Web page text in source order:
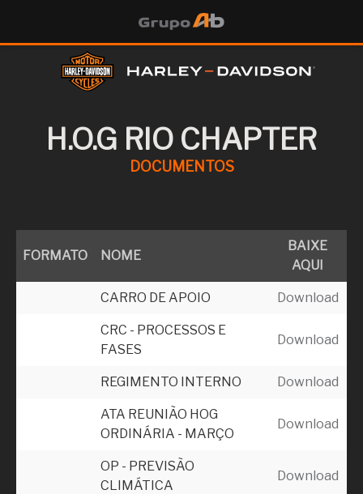
H.O.G RIO CHAPTER
DOCUMENTOS
FORMATO NOME
BAIXE
AQUI
CARRO DE APOIO Download
CRC - PROCESSOS E
FASES
Download
REGIMENTO INTERNO Download
ATA REUNIÃO HOG
ORDINÁRIA - MARÇO
Download
OP - PREVISÃO
CLIMÁTICA
Download